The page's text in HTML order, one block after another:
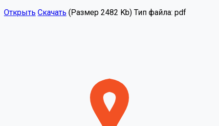
Открыть Скачать (Размер 2482 Kb) Тип файла: pdf